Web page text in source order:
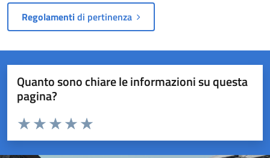
Regolamentidi pertinenza
Quanto sono chiare le informazioni su questa
pagina?
Valuta da 1 a 5 stelle la pagina
Valuta 5 stelle su 5
Valuta 4 stelle su 5
Valuta 3 stelle su 5
Valuta 2 stelle su 5
Valuta 1 stelle su 5